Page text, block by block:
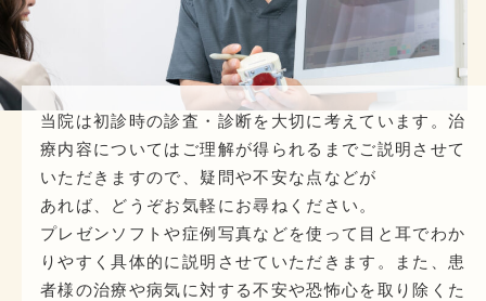
当院は初診時の診査・診断を大切に考えています。治
療内容についてはご理解が得られるまでご説明させて
いただきますので、疑問や不安な点などが
あれば、どうぞお気軽にお尋ねください。
プレゼンソフトや症例写真などを使って 目と耳でわか
りやすく具体的に説明させていただきます。
また、患
者様の治療や病気に対する不安や恐怖心を取り除くた